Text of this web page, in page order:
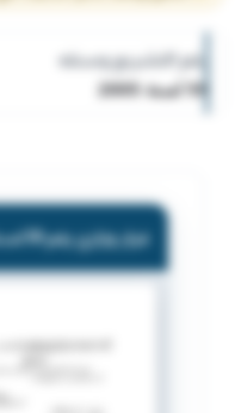
رقم التشريع وسنته
59 لسنة 2005